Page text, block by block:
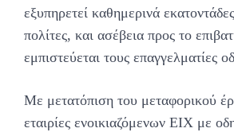
εξυπηρετεί καθημερινά
πολίτες, και ασέβεια προς το
εμπιστεύεται τους επαγγελματίες
Με μετατόπιση του μεταφορικού
εταιρίες ενοικιαζόμενων ΕΙΧ με